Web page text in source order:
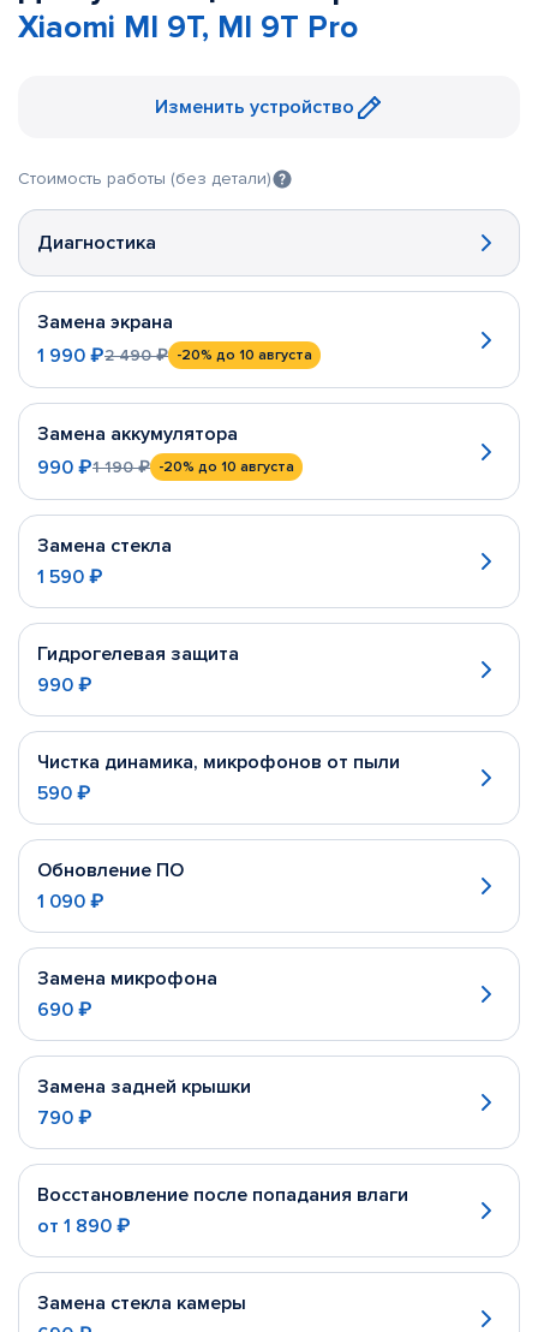
Xiaomi MI 9T, MI 9T Pro
Изменить устройство
Стоимость работы (без детали)
Диагностика
Замена экрана
1 990 ₽2 490 ₽ -20% до 10 августа
Замена аккумулятора
990 ₽1 190 ₽ -20% до 10 августа
Замена стекла
1 590 ₽
Гидрогелевая защита
990 ₽
Чистка динамика, микрофонов от пыли
590 ₽
Обновление ПО
1 090 ₽
Замена микрофона
690 ₽
Замена задней крышки
790 ₽
Восстановление после попадания влаги
от 1 890 ₽
Замена стекла камеры